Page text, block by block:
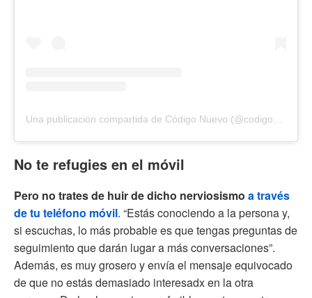
No te refugies en el móvil
Pero no trates de huir de dicho nerviosismo a través
de tu teléfono móvil. “Estás conociendo a la persona y,
si escuchas, lo más probable es que tengas preguntas de
seguimiento que darán lugar a más conversaciones”.
Además, es muy grosero y envía el mensaje equivocado
de que no estás demasiado interesadx en la otra